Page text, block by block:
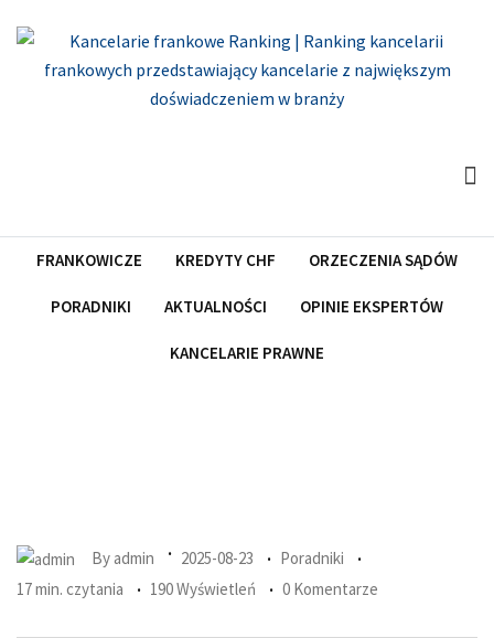
content
FRANKOWICZE KREDYTY CHF ORZECZENIA SĄDÓW
PORADNIKI AKTUALNOŚCI OPINIE EKSPERTÓW
KANCELARIE PRAWNE
By admin 2025-08-23
Poradniki
17 min. czytania
190 Wyświetleń 0 Komentarze